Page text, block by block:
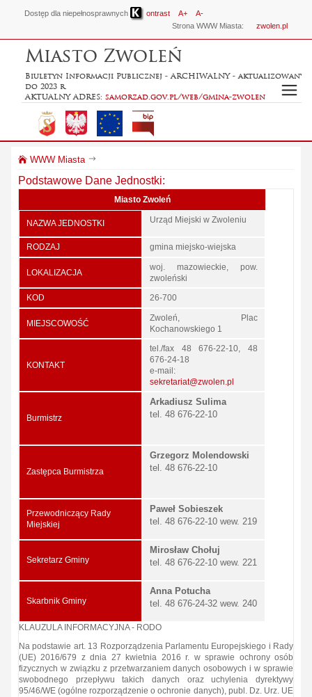
Dostęp dla niepełnosprawnych ontrast A+
A-
Strona WWW Miasta:
zwolen.pl
Miasto Zwoleń
Biuletyn Informacji Publicznej - ARCHIWALNY - aktualizowany
do 2023 r.
AKTUALNY ADRES: samorzad.gov.pl/web/gmina-zwolen
WWW Miasta
Podstawowe Dane Jednostki:
Miasto Zwoleń
NAZWA JEDNOSTKI Urząd Miejski w Zwoleniu
RODZAJ gmina miejsko-wiejska
LOKALIZACJA
woj. mazowieckie, pow.
zwoleński
KOD
26-700
MIEJSCOWOŚĆ
Zwoleń, Plac
Kochanowskiego 1
KONTAKT
tel./fax 48 676-22-10, 48
676-24-18
e-mail:
sekretariat@zwolen.pl
Burmistrz
Arkadiusz Sulima
tel. 48 676-22-10
Zastępca Burmistrza
Grzegorz Molendowski
tel. 48 676-22-10
Przewodniczący Rady
Miejskiej
Paweł Sobieszek
tel. 48 676-22-10 wew. 219
Sekretarz Gminy
Mirosław Chołuj
tel. 48 676-22-10 wew. 221
Skarbnik Gminy
Anna Potucha
tel. 48 676-24-32 wew. 240
KLAUZULA INFORMACYJNA - RODO
Na podstawie art. 13 Rozporządzenia Parlamentu Europejskiego i Rady
(UE) 2016/679 z dnia 27 kwietnia 2016 r. w sprawie ochrony osób
fizycznych w związku z przetwarzaniem danych osobowych i w sprawie
swobodnego przepływu takich danych oraz uchylenia dyrektywy
95/46/WE (ogólne rozporządzenie o ochronie danych), publ. Dz. Urz. UE